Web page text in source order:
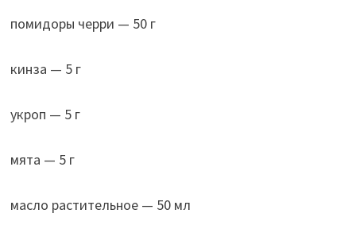
помидоры черри — 50 г
кинза — 5 г
укроп — 5 г
мята — 5 г
масло растительное — 50 мл